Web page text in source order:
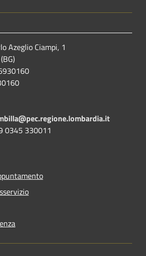
Azeglio Ciampi, 1
0345 330011